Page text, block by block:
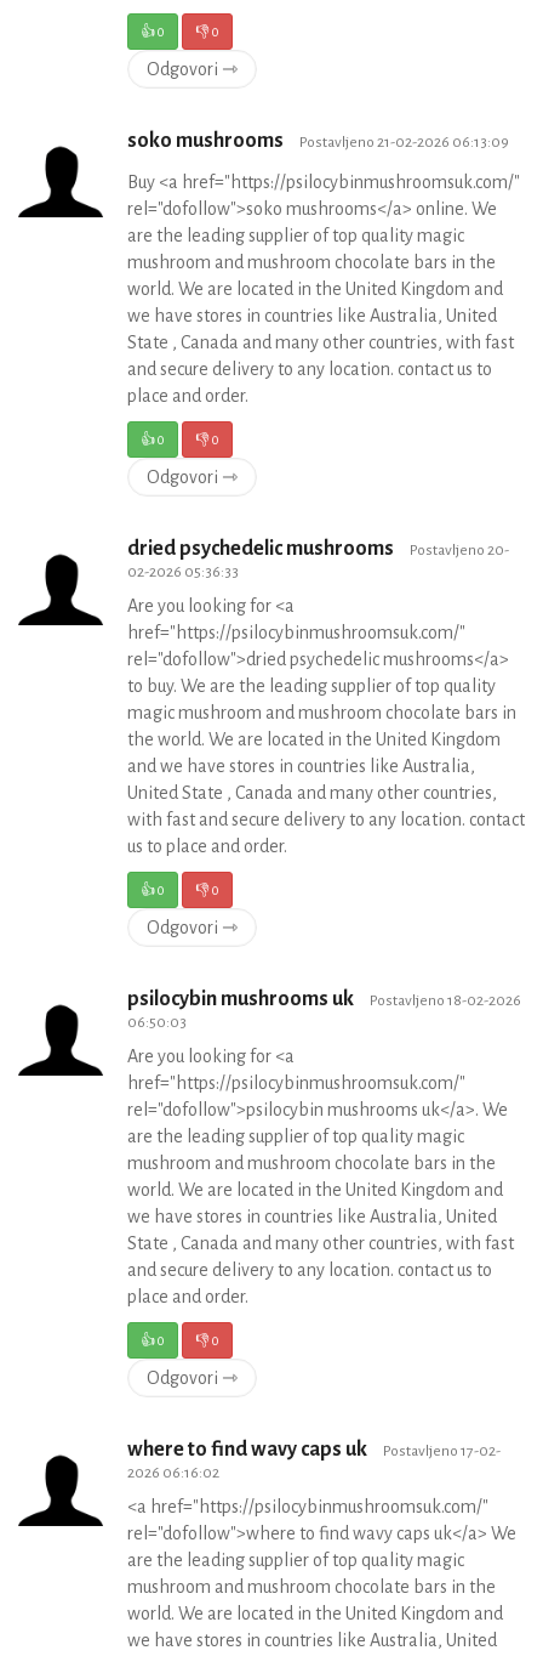
👍0 👎0
Odgovori ⇾
soko mushrooms Postavljeno 21-02-2026 06:13:09
Buy <a href="https://psilocybinmushroomsuk.com/"
rel="dofollow">soko mushrooms</a> online. We
are the leading supplier of top quality magic
mushroom and mushroom chocolate bars in the
world. We are located in the United Kingdom and
we have stores in countries like Australia, United
State , Canada and many other countries, with fast
and secure delivery to any location. contact us to
place and order.
👍0 👎0
Odgovori ⇾
dried psychedelic mushrooms
Postavljeno 20-
02-2026 05:36:33
Are you looking for <a
href="https://psilocybinmushroomsuk.com/"
rel="dofollow">dried psychedelic mushrooms</a>
to buy. We are the leading supplier of top quality
magic mushroom and mushroom chocolate bars in
the world. We are located in the United Kingdom
and we have stores in countries like Australia,
United State , Canada and many other countries,
with fast and secure delivery to any location. contact
us to place and order.
👍0 👎0
Odgovori ⇾
psilocybin mushrooms uk
Postavljeno 18-02-2026
06:50:03
Are you looking for <a
href="https://psilocybinmushroomsuk.com/"
rel="dofollow">psilocybin mushrooms uk</a>. We
are the leading supplier of top quality magic
mushroom and mushroom chocolate bars in the
world. We are located in the United Kingdom and
we have stores in countries like Australia, United
State , Canada and many other countries, with fast
and secure delivery to any location. contact us to
place and order.
👍0 👎0
Odgovori ⇾
where to find wavy caps uk
Postavljeno 17-02-
2026 06:16:02
<a href="https://psilocybinmushroomsuk.com/"
rel="dofollow">where to find wavy caps uk</a> We
are the leading supplier of top quality magic
mushroom and mushroom chocolate bars in the
world. We are located in the United Kingdom and
we have stores in countries like Australia, United